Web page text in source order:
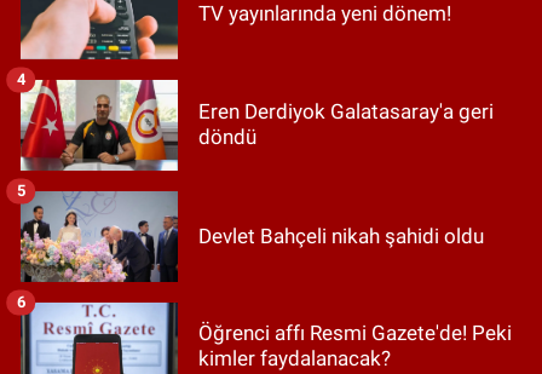
TV yayınlarında yeni dönem!
Eren Derdiyok Galatasaray'a geri
döndü
4
Devlet Bahçeli nikah şahidi oldu
5
Öğrenci affı Resmi Gazete'de! Peki
kimler faydalanacak?
6